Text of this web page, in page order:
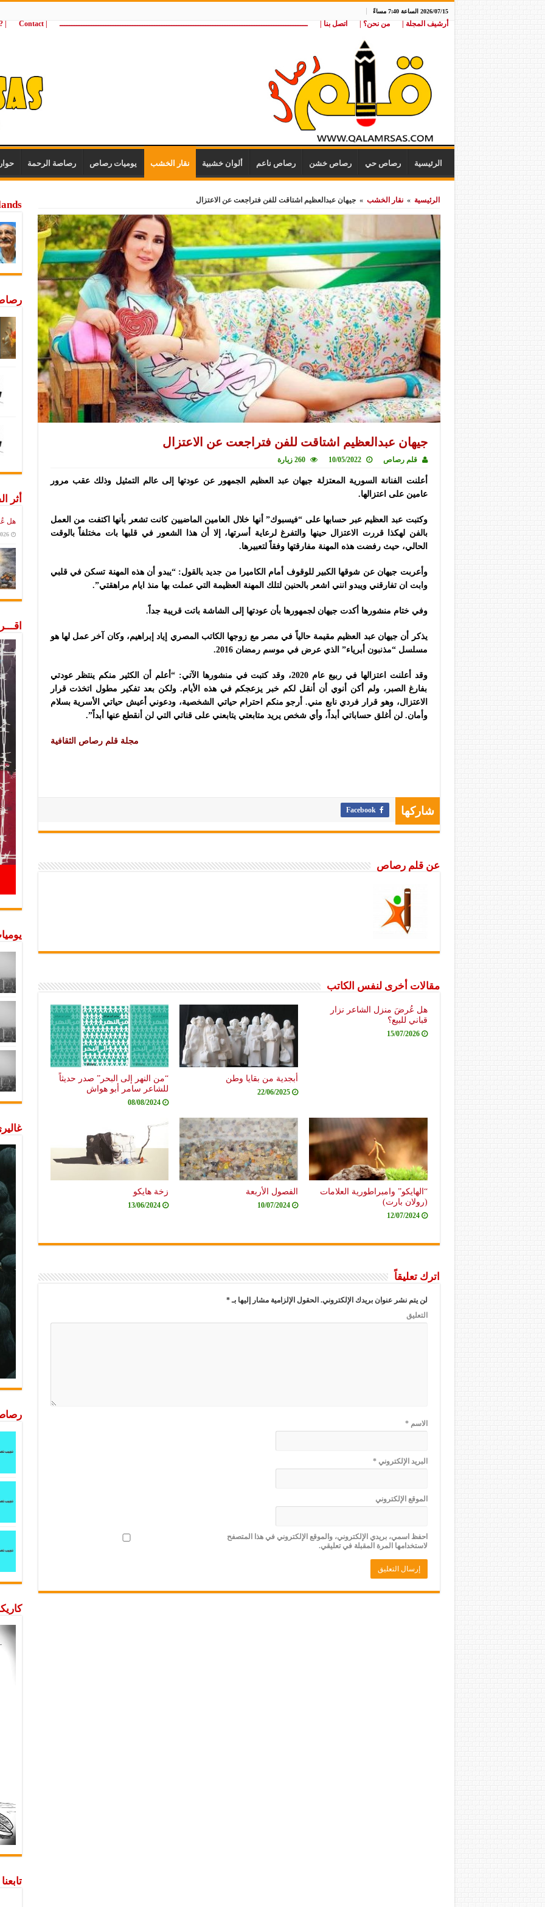
2026/07/15 الساعة 7:40 مساءً
أرشيف المجلة | من نحن؟ | اتصل بنا | ــــــــــــــــــــــــــــــــــــــــــــــــــــــــــــــــــــــــــــــــــــــــــــــــــــــ | Contact
wij
الرئيسية رصاص حي رصاص خشن رصاص ناعم ألوان خشبية نقار الخشب يوميات رصاص رصاصة الرحمة
الرئيسية » نقار الخشب » جيهان عبدالعظيم اشتاقت للفن فتراجعت عن الاعتزال
جيهان عبدالعظيم اشتاقت للفن فتراجعت عن الاعتزال
قلم رصاص 10/05/2022 260 زيارة
أعلنت الفنانة السورية المعتزلة جيهان عبد العظيم الجمهور عن عودتها إلى عالم التمثيل وذلك عقب مرور
عامين على اعتزالها.
وكتبت عبد العظيم عبر حسابها على “فيسبوك” أنها خلال العامين الماضيين كانت تشعر بأنها اكتفت من العمل
بالفن لهكذا قررت الاعتزال حينها والتفرغ لرعاية أسرتها، إلا أن هذا الشعور في قلبها بات مختلفاً بالوقت
الحالي، حيث رفضت هذه المهنة مفارقتها وفقاً لتعبيرها.
وأعربت جيهان عن شوقها الكبير للوقوف أمام الكاميرا من جديد بالقول: “يبدو أن هذه المهنة تسكن في قلبي
وابت ان تفارقني ويبدو انني اشعر بالحنين لتلك المهنة العظيمة التي عملت بها منذ ايام مراهقتي”.
وفي ختام منشورها أكدت جيهان لجمهورها بأن عودتها إلى الشاشة باتت قريبة جداً.
يذكر أن جيهان عبد العظيم مقيمة حالياً في مصر مع زوجها الكاتب المصري إياد إبراهيم، وكان آخر عمل لها هو
مسلسل “مذنبون أبرياء” الذي عرض في موسم رمضان 2016.
وقد أعلنت اعتزالها في ربيع عام 2020، وقد كتبت في منشورها الآتي: “أعلم أن الكثير منكم ينتظر عودتي
بفارغ الصبر، ولم أكن أنوي أن أنقل لكم خبر يزعجكم في هذه الأيام. ولكن بعد تفكير مطول اتخذت قرار
الاعتزال، وهو قرار فردي نابع مني. أرجو منكم احترام حياتي الشخصية، ودعوني أعيش حياتي الأسرية بسلام
وأمان. لن أغلق حساباتي أبداً، وأي شخص يريد متابعتي يتابعني على قناتي التي لن أنقطع عنها أبداً”.
مجلة قلم رصاص الثقافية
شاركها Facebook
عن قلم رصاص
مقالات أخرى لنفس الكاتب
هل عُرضَ منزل الشاعر نزار
قباني للبيع؟
15/07/2026
أبجدية من بقايا وطن
22/06/2025
“من النهر إلى البحر” صدر حديثاً
للشاعر سامر أبو هواش
08/08/2024
“الهايكو” وامبراطورية العلامات
(رولان بارت)
12/07/2024
الفصول الأربعة
10/07/2024
زخة هايكو
13/06/2024
اترك تعليقاً
لن يتم نشر عنوان بريدك الإلكتروني. الحقول الإلزامية مشار إليها بـ*
التعليق
الاسم*
البريد الإلكتروني*
الموقع الإلكتروني
احفظ اسمي، بريدي الإلكتروني، والموقع الإلكتروني في هذا المتصفح
لاستخدامها المرة المقبلة في تعليقي.
أثر
هل